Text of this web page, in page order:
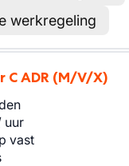
werkregeling
C ADR (M/V/X)
uur
vast